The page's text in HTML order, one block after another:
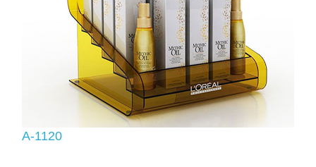
A-1120